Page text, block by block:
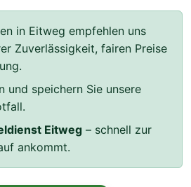
in Eitweg empfehlen uns
Zuverlässigkeit, fairen Preise
und speichern Sie unsere
Eitweg – schnell zur
ankommt.